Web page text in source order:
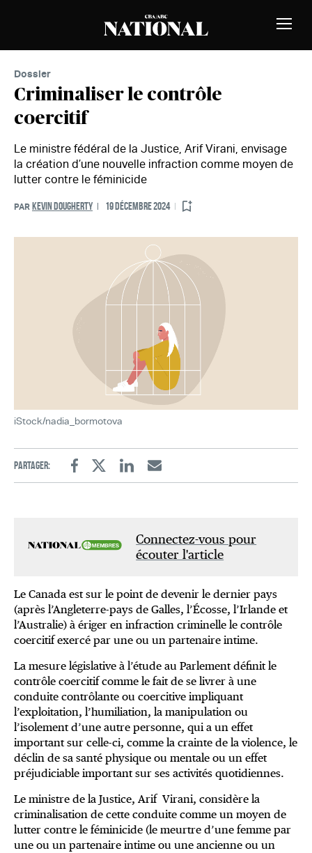
Dossier
Criminaliser le contrôle
coercitif
Le ministre fédéral de la Justice, Arif Virani, envisage
la création d’une nouvelle infraction comme moyen de
lutter contre le féminicide
PAR KEVIN DOUGHERTY 19 DÉCEMBRE 2024
iStock/nadia_bormotova
Partager:
FacebookTwitterLinkedinEmail
Connectez-vous pour
écouter l'article
Le Canada est sur le point de devenir le dernier pays
(après l’Angleterre-pays de Galles, l’Écosse, l’Irlande et
l’Australie) à ériger en infraction criminelle le contrôle
coercitif exercé par une ou un partenaire intime.
La mesure législative à l’étude au Parlement définit le
contrôle coercitif comme le fait de se livrer à une
conduite contrôlante ou coercitive impliquant
l’exploitation, l’humiliation, la manipulation ou
l’isolement d’une autre personne, qui a un effet
important sur celle-ci, comme la crainte de la violence, le
déclin de sa santé physique ou mentale ou un effet
préjudiciable important sur ses activités quotidiennes.
Le ministre de la Justice, Arif Virani, considère la
criminalisation de cette conduite comme un moyen de
lutter contre le féminicide (le meurtre d’une femme par
une ou un partenaire intime ou une ancienne ou un